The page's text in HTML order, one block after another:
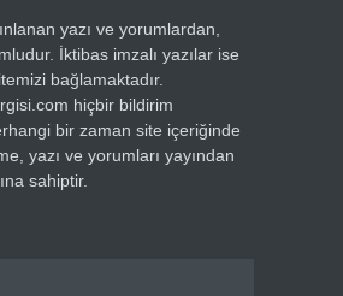
yazı ve yorumlardan,
İktibas imzalı yazılar ise
bağlamaktadır.
hiçbir bildirim
bir zaman site içeriğinde
yazı ve yorumları yayından
sahiptir.